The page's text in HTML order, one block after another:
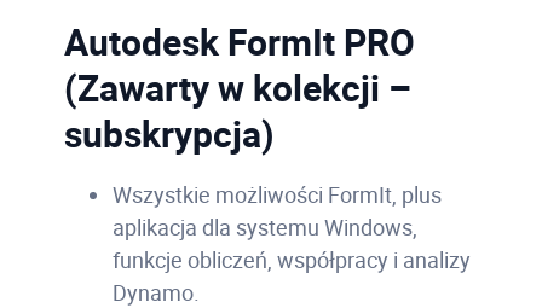
Autodesk FormIt PRO
(Zawarty w kolekcji –
subskrypcja)
Wszystkie możliwości FormIt, plus
aplikacja dla systemu Windows,
funkcje obliczeń, współpracy i analizy
Dynamo.